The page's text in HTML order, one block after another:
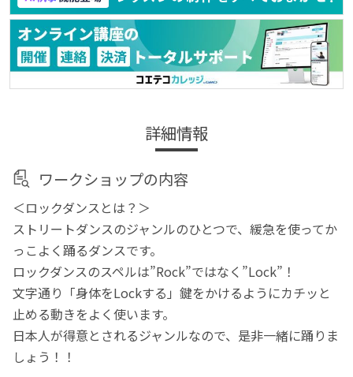
詳細情報
ワークショップの内容
＜ロックダンスとは？＞
ストリートダンスのジャンルのひとつで、緩急を使ってか
っこよく踊るダンスです。
ロックダンスのスペルは”Rock”ではなく”Lock”！
文字通り「身体をLockする」鍵をかけるようにカチッと
止める動きをよく使います。
日本人が得意とされるジャンルなので、是非一緒に踊りま
しょう！！